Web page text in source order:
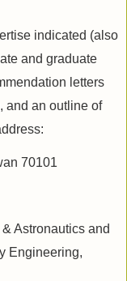
indicated (also
and graduate
letters
and an outline of
70101
Astronautics and
Engineering,